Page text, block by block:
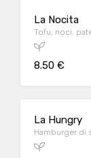
La Nocita
Tofu, noci,
8.50 €
La Hungry
Hamburger di